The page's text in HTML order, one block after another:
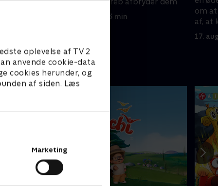
oplevelse af TV 2
anvende cookie-data
cookies herunder, og
af siden. Læs
Marketing
17. august 2024 • 23 min
om
af, at
17.